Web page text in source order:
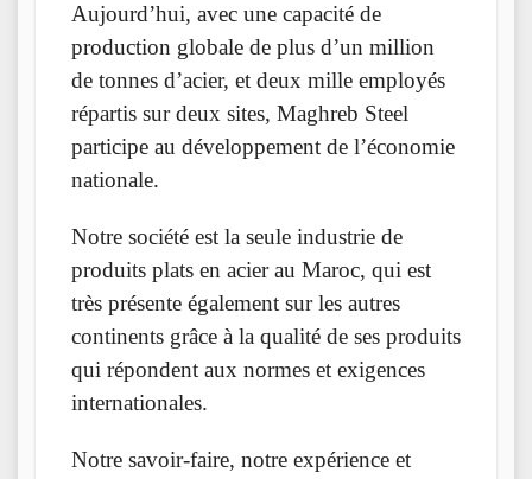
Aujourd’hui, avec une capacité de
production globale de plus d’un million
de tonnes d’acier, et deux mille employés
répartis sur deux sites, Maghreb Steel
participe au développement de l’économie
nationale.
Notre société est la seule industrie de
produits plats en acier au Maroc, qui est
très présente également sur les autres
continents grâce à la qualité de ses produits
qui répondent aux normes et exigences
internationales.
Notre savoir-faire, notre expérience et